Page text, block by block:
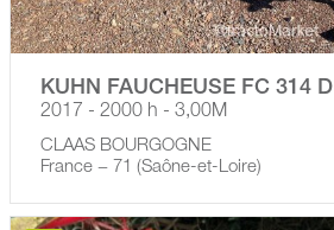
KUHN FAUCHEUSE FC 314 D
2017 - 2000 h - 3,00M
CLAAS BOURGOGNE
France − 71 (Saône-et-Loire)